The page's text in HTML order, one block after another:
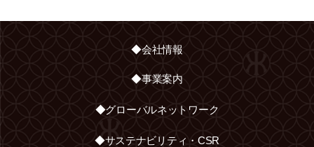
◆会社情報
◆事業案内
◆グローバルネットワーク
◆サステナビリティ・CSR